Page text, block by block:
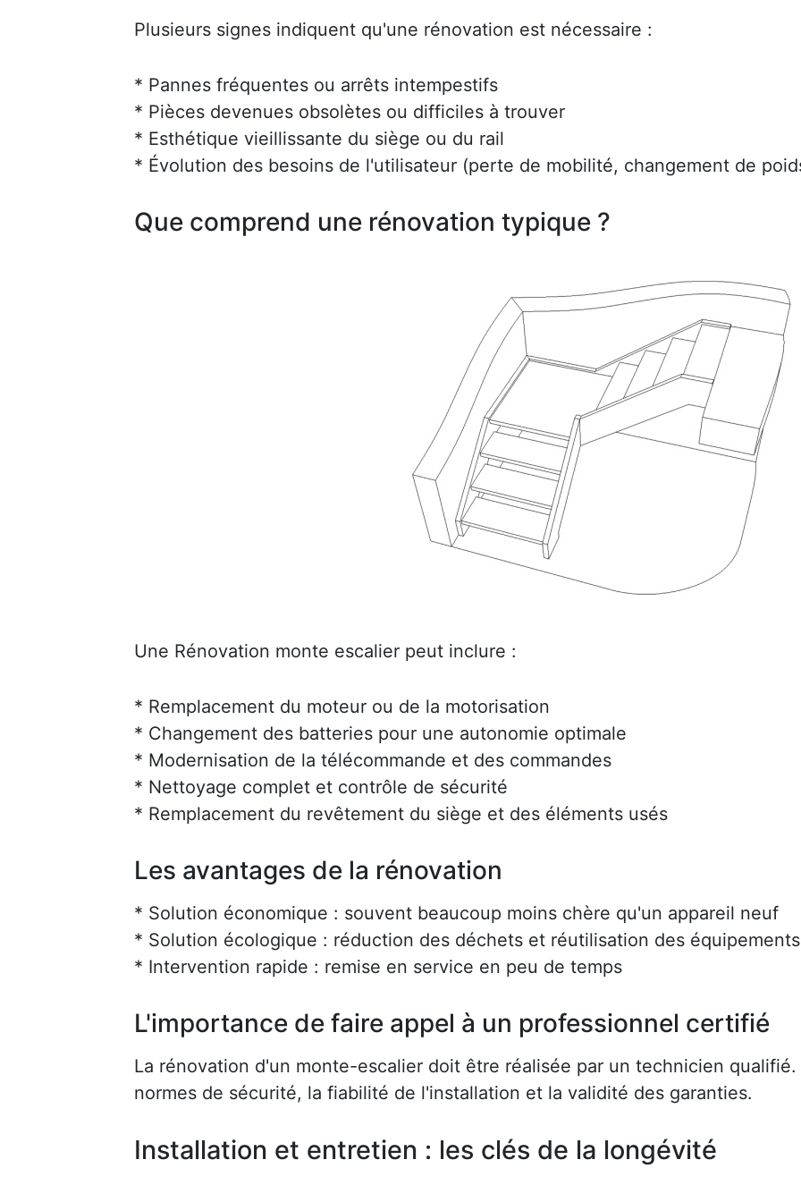
Plusieurs signes indiquent qu'une rénovation est nécessaire :
* Pannes fréquentes ou arrêts intempestifs
* Pièces devenues obsolètes ou difficiles à trouver
* Esthétique vieillissante du siège ou du rail
* Évolution des besoins de l'utilisateur (perte de mobilité, changement de
Que comprend une rénovation typique ?
Une Rénovation monte escalier peut inclure :
* Remplacement du moteur ou de la motorisation
* Changement des batteries pour une autonomie optimale
* Modernisation de la télécommande et des commandes
* Nettoyage complet et contrôle de sécurité
* Remplacement du revêtement du siège et des éléments usés
Les avantages de la rénovation
* Solution économique : souvent beaucoup moins chère qu'un appareil neuf
* Solution écologique : réduction des déchets et réutilisation des équipements
* Intervention rapide : remise en service en peu de temps
L'importance de faire appel à un professionnel certifié
La rénovation d'un monte-escalier doit être réalisée par un technicien
normes de sécurité, la fiabilité de l'installation et la validité des garanties.
Installation et entretien : les clés de la longévité